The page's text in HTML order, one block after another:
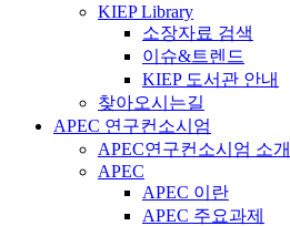
KIEP Library
소장자료 검색
이슈&트렌드
KIEP 도서관 안내
찾아오시는길
APEC 연구컨소시엄
APEC연구컨소시엄 소개
APEC
APEC 이란
APEC 주요과제